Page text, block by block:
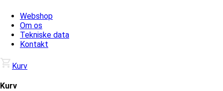
Webshop
Om os
Tekniske data
Kontakt
Kurv
Kurv